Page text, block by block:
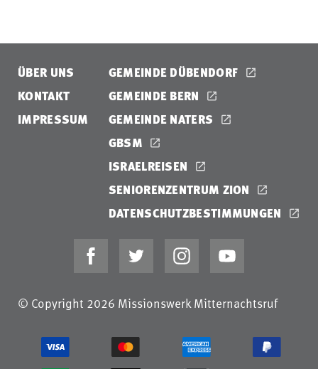
ÜBER UNS
KONTAKT
IMPRESSUM
GEMEINDE DÜBENDORF
GEMEINDE BERN
GEMEINDE NATERS
GBSM
ISRAELREISEN
SENIORENZENTRUM ZION
DATENSCHUTZBESTIMMUNGEN
© Copyright 2026 Missionswerk Mitternachtsruf